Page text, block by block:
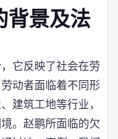
背景及法
它反映了社会在劳
动者面临着不同形
建筑工地等行业，
。赵鹏所面临的欠